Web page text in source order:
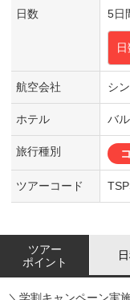
日数 5日
航空会社 シ
ホテル バ
旅行種別
ツアーコード
ツアー
ポイント
＼学割キャンペーン実